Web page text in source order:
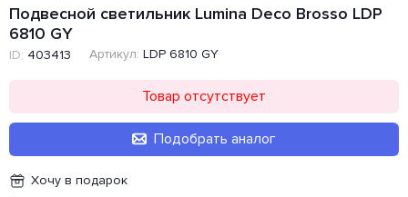
Подвесной светильник Lumina Deco Brosso LDP
6810 GY
ID: 403413 Артикул: LDP 6810 GY
Товар отсутствует
Подобрать аналог
Хочу в подарок